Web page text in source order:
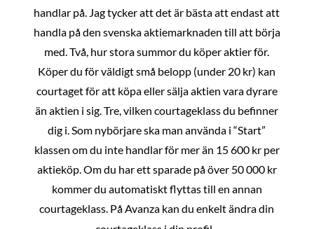
handlar på. Jag tycker att det är bästa att endast att
handla på den svenska aktiemarknaden till att börja
med. Två, hur stora summor du köper aktier för.
Köper du för väldigt små belopp (under 20 kr) kan
courtaget för att köpa eller sälja aktien vara dyrare
än aktien i sig. Tre, vilken courtageklass du befinner
dig i. Som nybörjare ska man använda i “Start”
klassen om du inte handlar för mer än 15 600 kr per
aktieköp. Om du har ett sparade på över 50 000 kr
kommer du automatiskt flyttas till en annan
courtageklass. På Avanza kan du enkelt ändra din